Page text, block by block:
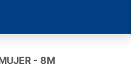
- 8M